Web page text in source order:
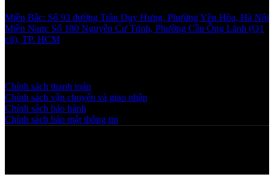
Miền Bắc: Số 93 đường Trần Duy Hưng, Phường Yên Hòa, Hà Nội
Miền Nam: Số 180 Nguyễn Cư Trinh, Phường Cầu Ông Lãnh (Q1
cũ), TP. HCM
Chính sách thanh toán
Chính sách vận chuyển và giao nhận
Chính sách bảo hành
Chính sách bảo mật thông tin